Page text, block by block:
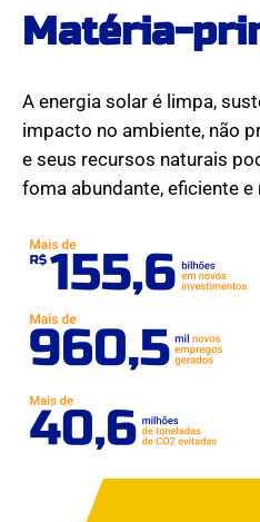
Matéria-
A energia solar é limpa,
impacto no ambiente, não
e seus recursos naturais
foma abundante, eficiente e